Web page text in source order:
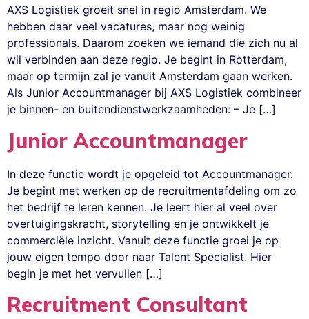
AXS Logistiek groeit snel in regio Amsterdam. We
hebben daar veel vacatures, maar nog weinig
professionals. Daarom zoeken we iemand die zich nu al
wil verbinden aan deze regio. Je begint in Rotterdam,
maar op termijn zal je vanuit Amsterdam gaan werken.
Als Junior Accountmanager bij AXS Logistiek combineer
je binnen- en buitendienstwerkzaamheden: – Je […]
Junior Accountmanager
In deze functie wordt je opgeleid tot Accountmanager.
Je begint met werken op de recruitmentafdeling om zo
het bedrijf te leren kennen. Je leert hier al veel over
overtuigingskracht, storytelling en je ontwikkelt je
commerciële inzicht. Vanuit deze functie groei je op
jouw eigen tempo door naar Talent Specialist. Hier
begin je met het vervullen […]
Recruitment Consultant